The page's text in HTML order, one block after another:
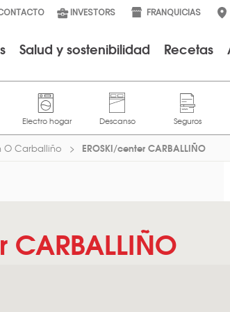
INVESTORS FRANQUICIAS
Salud y sostenibilidad Recetas
O Carballiño EROSKI/center CARBALLIÑO